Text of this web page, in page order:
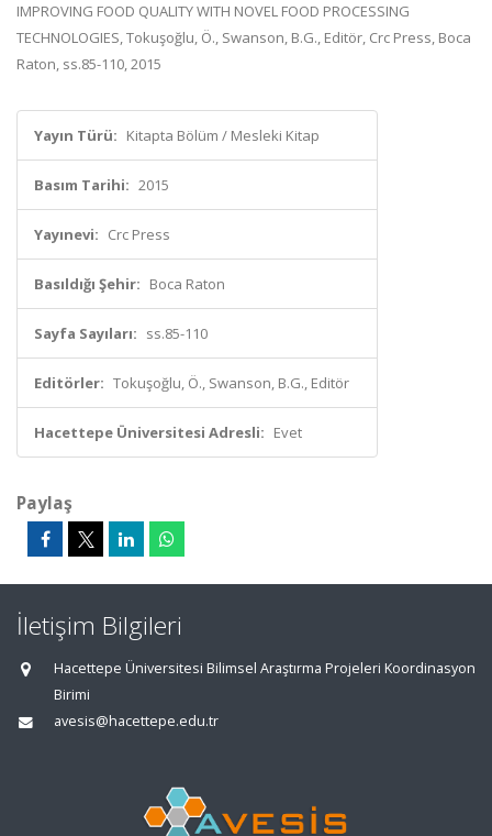
IMPROVING FOOD QUALITY WITH NOVEL FOOD PROCESSING
TECHNOLOGIES, Tokuşoğlu, Ö., Swanson, B.G., Editör, Crc Press, Boca
Raton, ss.85-110, 2015
Yayın Türü: Kitapta Bölüm / Mesleki Kitap
Basım Tarihi: 2015
Yayınevi: Crc Press
Basıldığı Şehir: Boca Raton
Sayfa Sayıları: ss.85-110
Editörler: Tokuşoğlu, Ö., Swanson, B.G., Editör
Hacettepe Üniversitesi Adresli: Evet
Paylaş
İletişim Bilgileri
Hacettepe Üniversitesi Bilimsel Araştırma Projeleri Koordinasyon
Birimi
avesis@hacettepe.edu.tr